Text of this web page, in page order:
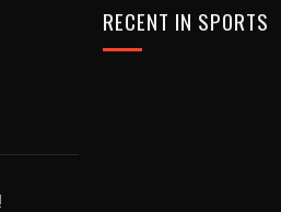
RECENT IN SPORTS